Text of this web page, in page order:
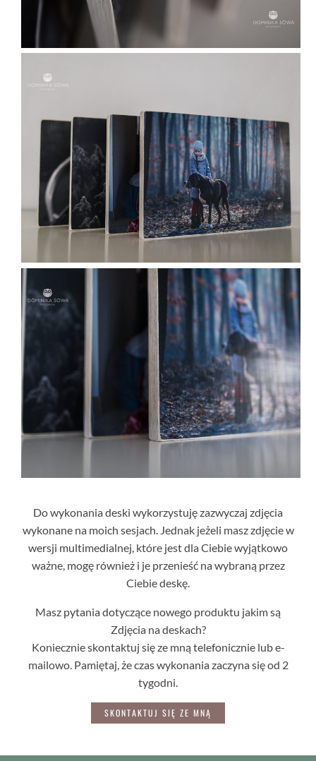
Do wykonania deski wykorzystuję zazwyczaj zdjęcia
wykonane na moich sesjach. Jednak jeżeli masz zdjęcie w
wersji multimedialnej, które jest dla Ciebie wyjątkowo
ważne, mogę również i je przenieść na wybraną przez
Ciebie deskę.
Masz pytania dotyczące nowego produktu jakim są
Zdjęcia na deskach?
Koniecznie skontaktuj się ze mną telefonicznie lub e-
mailowo. Pamiętaj, że czas wykonania zaczyna się od 2
tygodni.
SKONTAKTUJ SIĘ ZE MNĄ